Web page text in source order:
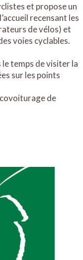
et propose un
recensant les
de vélos) et
voies cyclables.
temps de visiter la
sur les points
de